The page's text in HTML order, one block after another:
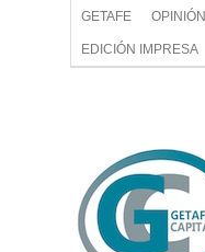
GETAFE OPINIÓN
EDICIÓN IMPRESA